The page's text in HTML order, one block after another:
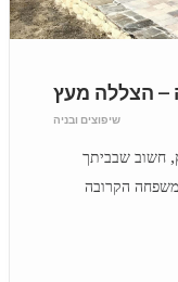
– הצללה מעץ
שיפוצים ובניה
חשוב שבביתך
הקרובה